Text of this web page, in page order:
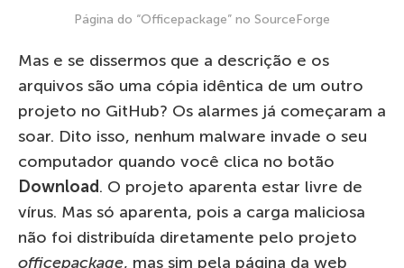
Página do “Officepackage” no SourceForge
Mas e se dissermos que a descrição e os
arquivos são uma cópia idêntica de um outro
projeto no GitHub? Os alarmes já começaram a
soar. Dito isso, nenhum malware invade o seu
computador quando você clica no botão
Download. O projeto aparenta estar livre de
vírus. Mas só aparenta, pois a carga maliciosa
não foi distribuída diretamente pelo projeto
officepackage, mas sim pela página da web